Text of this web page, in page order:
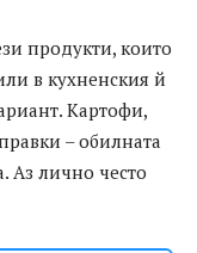
продукти, които
в кухненския й
Картофи,
– обилната
Аз лично често